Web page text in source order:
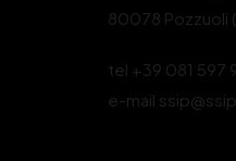
80078 Pozzuoli
tel +39 081 597
e-mail